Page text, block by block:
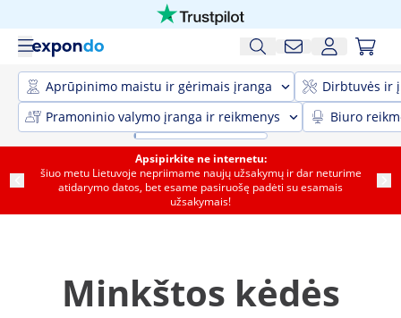
Aprūpinimo maistu ir gėrimais įranga
Dirbtuvės ir
Pramoninio valymo įranga ir reikmenys
Biuro
Apsipirkite ne internetu:
šiuo metu Lietuvoje nepriimame naujų užsakymų ir dar neturime
atidarymo datos, bet esame pasiruošę padėti su esamais
užsakymais!
Minkštos kėdės